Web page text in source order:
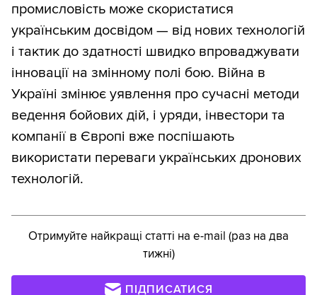
промисловість може скористатися
українським досвідом — від нових технологій
і тактик до здатності швидко впроваджувати
інновації на змінному полі бою. Війна в
Україні змінює уявлення про сучасні методи
ведення бойових дій, і уряди, інвестори та
компанії в Європі вже поспішають
використати переваги українських дронових
технологій.
Отримуйте найкращі статті на e-mail (раз на два
тижні)
ПІДПИСАТИСЯ